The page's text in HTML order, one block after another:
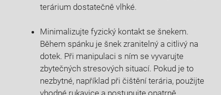
terárium dostatečně vlhké.
Minimalizujte fyzický kontakt se šnekem.
Během spánku je šnek zranitelný a citlivý na
dotek. Při manipulaci s ním se vyvarujte
zbytečných stresových situací. Pokud je to
nezbytné, například při čištění terária, použijte